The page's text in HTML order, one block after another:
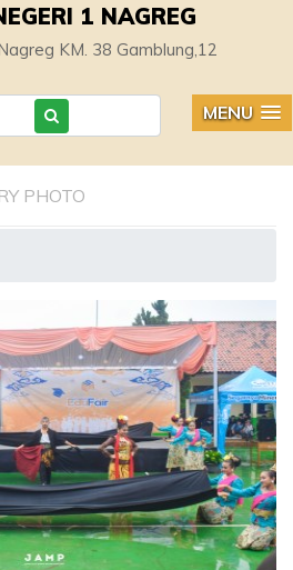
1 NAGREG
KM. 38 Gamblung,12
MENU
PHOTO